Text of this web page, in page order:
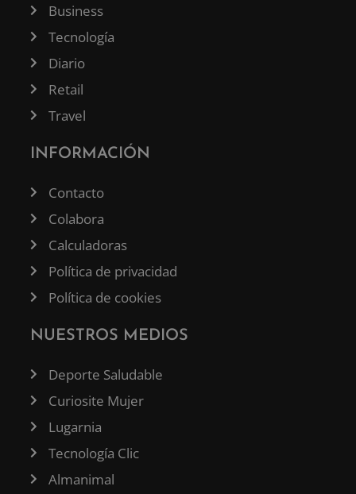
Business
Tecnología
Diario
Retail
Travel
INFORMACIÓN
Contacto
Colabora
Calculadoras
Política de privacidad
Política de cookies
NUESTROS MEDIOS
Deporte Saludable
Curiosite Mujer
Lugarnia
Tecnología Clic
Almanimal